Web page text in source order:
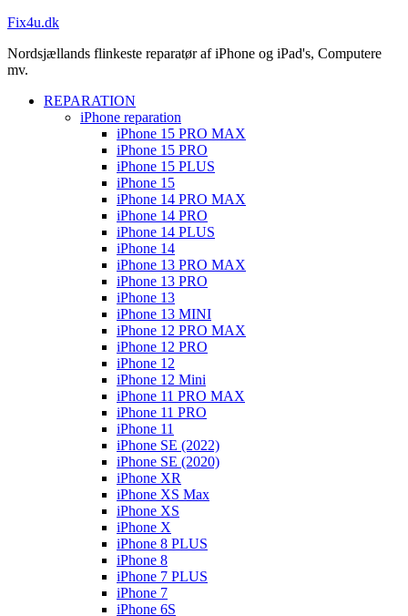
Fix4u.dk
Nordsjællands flinkeste reparatør af iPhone og iPad's, Computere
mv.
REPARATION
iPhone reparation
iPhone 15 PRO MAX
iPhone 15 PRO
iPhone 15 PLUS
iPhone 15
iPhone 14 PRO MAX
iPhone 14 PRO
iPhone 14 PLUS
iPhone 14
iPhone 13 PRO MAX
iPhone 13 PRO
iPhone 13
iPhone 13 MINI
iPhone 12 PRO MAX
iPhone 12 PRO
iPhone 12
iPhone 12 Mini
iPhone 11 PRO MAX
iPhone 11 PRO
iPhone 11
iPhone SE (2022)
iPhone SE (2020)
iPhone XR
iPhone XS Max
iPhone XS
iPhone X
iPhone 8 PLUS
iPhone 8
iPhone 7 PLUS
iPhone 7
iPhone 6S